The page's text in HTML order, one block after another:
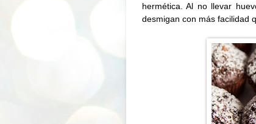
hermética. Al no llevar
desmigan con más facilidad